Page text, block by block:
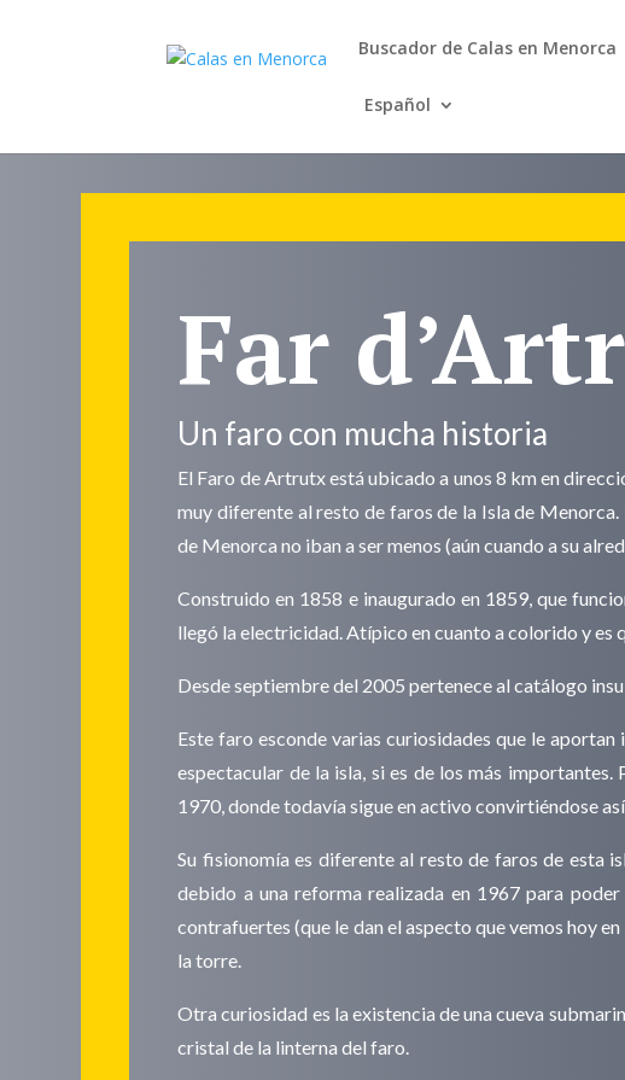
Buscador de Calas en Menorca
Español
Far
Un faro con mucha historia
El Faro de Artrutx está ubicado a unos 8 km en
muy diferente al resto de faros de la Isla de
de Menorca no iban a ser menos (aún cuando a su
Construido en 1858 e inaugurado en 1859, que
llegó la electricidad. Atípico en cuanto a colorido y es
Desde septiembre del 2005 pertenece al catálogo
Este faro esconde varias curiosidades que le
espectacular de la isla, si es de los más
1970, donde todavía sigue en activo convirtiéndose
Su fisionomía es diferente al resto de faros de esta
debido a una reforma realizada en 1967 para
contrafuertes (que le dan el aspecto que vemos hoy
la torre.
Otra curiosidad es la existencia de una cueva
cristal de la linterna del faro.